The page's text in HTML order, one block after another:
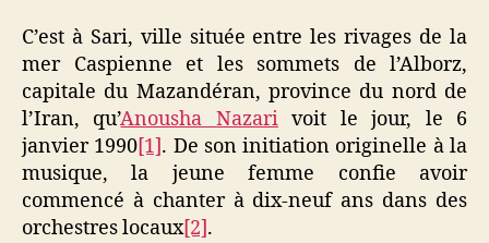
C’est à Sari, ville située entre les rivages de la
mer Caspienne et les sommets de l’Alborz,
capitale du Mazandéran, province du nord de
l’Iran, qu’Anousha Nazarivoit le jour, le 6
janvier 1990[1]. De son initiation originelle à la
musique, la jeune femme confie avoir
commencé à chanter à dix-neuf ans dans des
orchestres locaux[2].